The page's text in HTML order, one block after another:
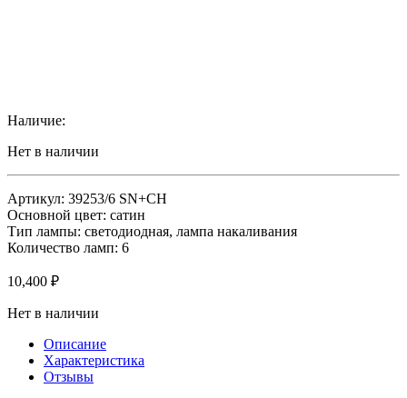
Наличие:
Нет в наличии
Артикул: 39253/6 SN+CH
Основной цвет: сатин
Тип лампы: светодиодная, лампа накаливания
Количество ламп: 6
10,400 ₽
Нет в наличии
Описание
Характеристика
Отзывы